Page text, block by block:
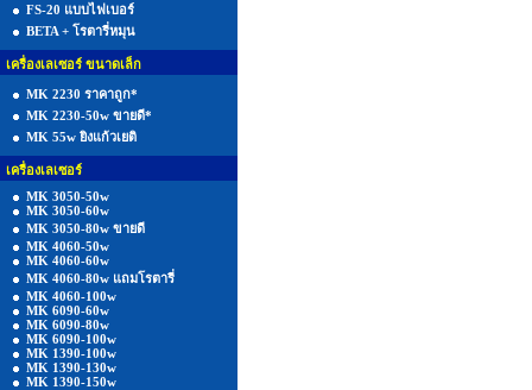
FS-20 แบบไฟเบอร์
BETA + โรตารี่หมุน
เครื่องเลเซอร์ ขนาดเล็ก
MK 2230 ราคาถูก*
MK 2230-50w ขายดี*
MK 55w ยิงแก้วเยติ
เครื่องเลเซอร์
MK 3050-50w
MK 3050-60w
MK 3050-80w ขายดี
MK 4060-50w
MK 4060-60w
MK 4060-80w แถมโรตารี่
MK 4060-100w
MK 6090-60w
MK 6090-80w
MK 6090-100w
MK 1390-100w
MK 1390-130w
MK 1390-150w